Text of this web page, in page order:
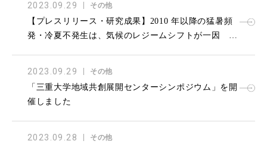
2023.09.29 その他
【プレスリリース・研究成果】2010 年以降の猛暑頻
発・冷夏不発生は、気候のレジームシフトが一因 ー
2023.09.29 その他
「三重大学地域共創展開センターシンポジウム」を開
催しました
2023.09.28 その他